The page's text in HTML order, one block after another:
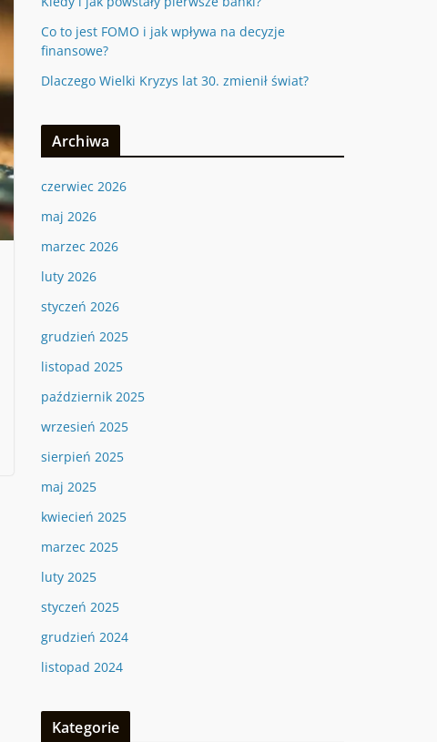
Co to jest FOMO i jak wpływa na decyzje
finansowe?
Dlaczego Wielki Kryzys lat 30. zmienił świat?
Archiwa
czerwiec 2026
maj 2026
marzec 2026
luty 2026
styczeń 2026
grudzień 2025
listopad 2025
październik 2025
wrzesień 2025
sierpień 2025
maj 2025
kwiecień 2025
marzec 2025
luty 2025
styczeń 2025
grudzień 2024
listopad 2024
Kategorie